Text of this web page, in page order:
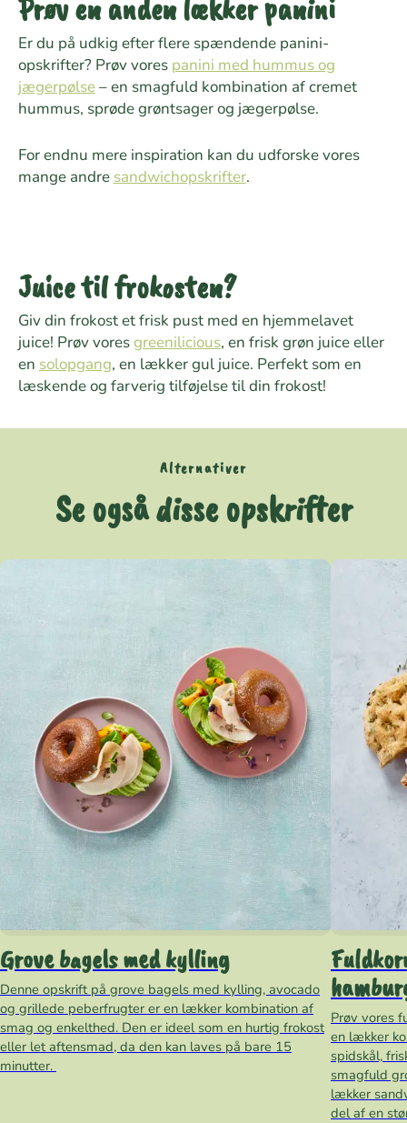
Prøv en anden lækker panini
Er du på udkig efter flere spændende panini-
opskrifter? Prøv vores panini med hummus og
jægerpølse– en smagfuld kombination af cremet
hummus, sprøde grøntsager og jægerpølse.
For endnu mere inspiration kan du udforske vores
mange andre sandwichopskrifter.
Juice til frokosten?
Giv din frokost et frisk pust med en hjemmelavet
juice! Prøv voresgreenilicious, en frisk grøn juice eller
en solopgang, en lækker gul juice. Perfekt som en
læskende og farverig tilføjelse til din frokost!
Alternativer
Se også disse opskrifter
Grove bagels med kylling
Denne opskrift på grove bagels med kylling, avocado
og grillede peberfrugter er en lækker kombination af
smag og enkelthed. Den er ideel som en hurtig frokost
eller let aftensmad, da den kan laves på bare 15
minutter.
Prøv vores
en lækker
spidskål,
smagfuld
lækker
del af en